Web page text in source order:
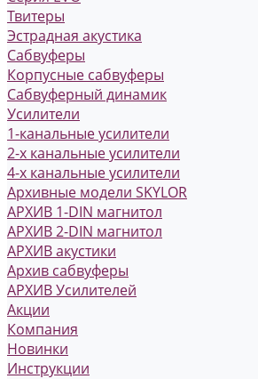
Твитеры
Эстрадная акустика
Сабвуферы
Корпусные сабвуферы
Сабвуферный динамик
Усилители
1-канальные усилители
2-х канальные усилители
4-х канальные усилители
Архивные модели SKYLOR
АРХИВ 1-DIN магнитол
АРХИВ 2-DIN магнитол
АРХИВ акустики
Архив сабвуферы
АРХИВ Усилителей
Акции
Компания
Новинки
Инструкции